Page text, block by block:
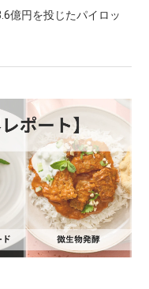
億円を投じたパイロッ